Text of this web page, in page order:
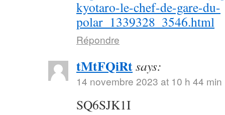
kyotaro-le-chef-de-gare-du-
polar_1339328_3546.html
Répondre
tMtFQiRtsays:
14 novembre 2023 at 10 h 44 min
SQ6SJK1I